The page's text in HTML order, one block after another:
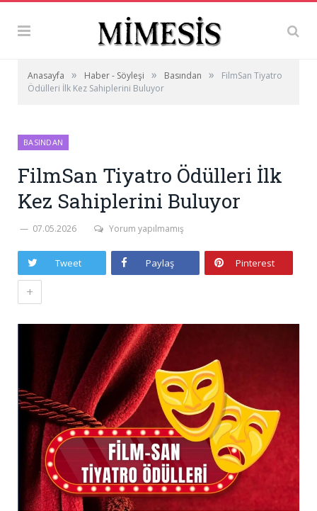
Anasayfa » Haber - Söyleşi » Basından »
FilmSan Tiyatro
Ödülleri İlk Kez Sahiplerini Buluyor
BASINDAN
FilmSan Tiyatro Ödülleri İlk
Kez Sahiplerini Buluyor
07.05.2026 Yorum yapılmamış
Tweet Paylaş Pinterest
+